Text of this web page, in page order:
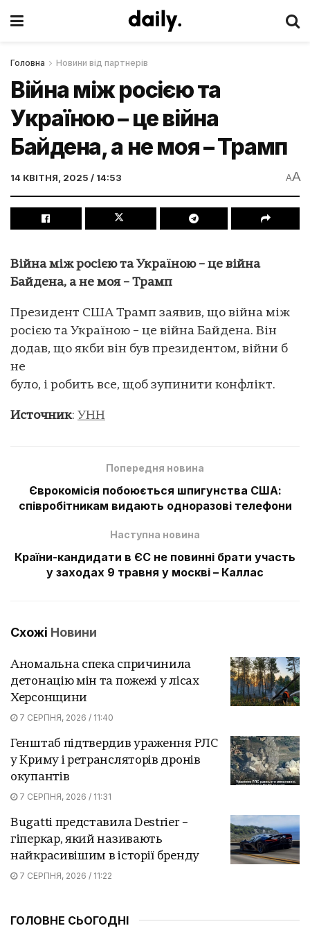
Головна Новини від партнерів
Війна між росією та
Україною – це війна
Байдена, а не моя – Трамп
14 КВІТНЯ, 2025 / 14:53 AA
Війна між росією та Україною – це війна
Байдена, а не моя – Трамп
Президент США Трамп заявив, що війна між
росією та Україною – це війна Байдена. Він
додав, що якби він був президентом, війни б
не
було, і робить все, щоб зупинити конфлікт.
Источник: УНН
Попередня новина
Єврокомісія побоюється шпигунства США:
співробітникам видають одноразові телефони
Наступна новина
Країни-кандидати в ЄС не повинні брати участь
у заходах 9 травня у москві – Каллас
Схожі Новини
Аномальна спека спричинила
детонацію мін та пожежі у лісах
Херсонщини
7 СЕРПНЯ, 2026 / 11:40
Генштаб підтвердив ураження РЛС
у Криму і ретрансляторів дронів
окупантів
7 СЕРПНЯ, 2026 / 11:31
Bugatti представила Destrier –
гіперкар, який називають
найкрасивішим в історії бренду
7 СЕРПНЯ, 2026 / 11:22
ГОЛОВНЕ СЬОГОДНІ